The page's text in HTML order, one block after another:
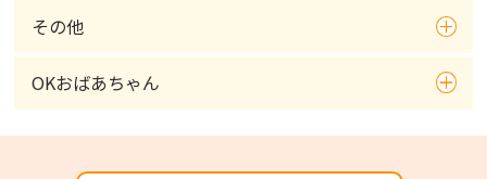
その他
OKおばあちゃん